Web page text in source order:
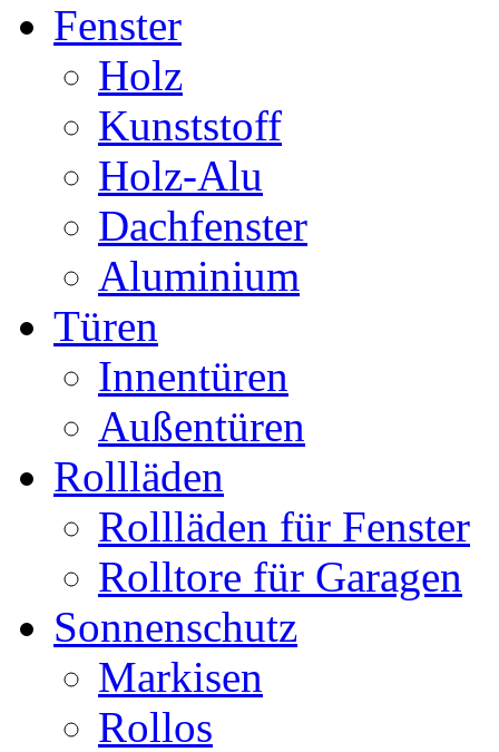
Fenster
Holz
Kunststoff
Holz-Alu
Dachfenster
Aluminium
Türen
Innentüren
Außentüren
Rollläden
Rollläden für Fenster
Rolltore für Garagen
Sonnenschutz
Markisen
Rollos